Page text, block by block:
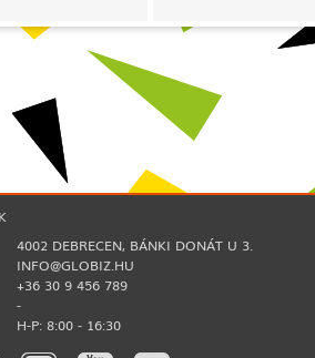
4002 DEBRECEN, BÁNKI DONÁT U 3.
INFO@GLOBIZ.HU
+36 30 9 456 789
-
H-P: 8:00 - 16:30